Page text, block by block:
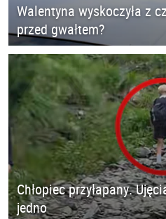
Walentyna wyskoczyła z
przed gwałtem?
Chłopiec przyłapany.
jedno